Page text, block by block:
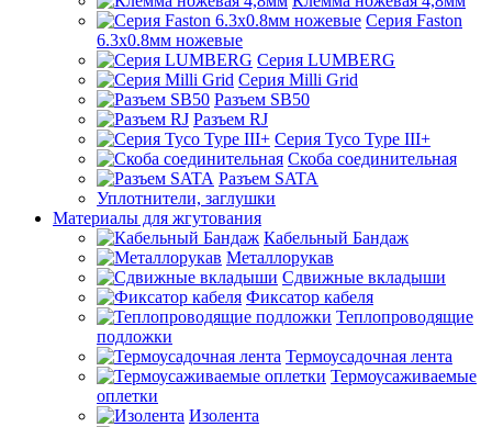
Серия Faston
6.3х0.8мм ножевые
Серия LUMBERG
Серия Milli Grid
Разъем SB50
Разъем RJ
Серия Tyco Type III+
Скоба соединительная
Разъем SATA
Уплотнители, заглушки
Материалы для жгутования
Кабельный Бандаж
Металлорукав
Сдвижные вкладыши
Фиксатор кабеля
Теплопроводящие
подложки
Термоусадочная лента
Термоусаживаемые
оплетки
Изолента